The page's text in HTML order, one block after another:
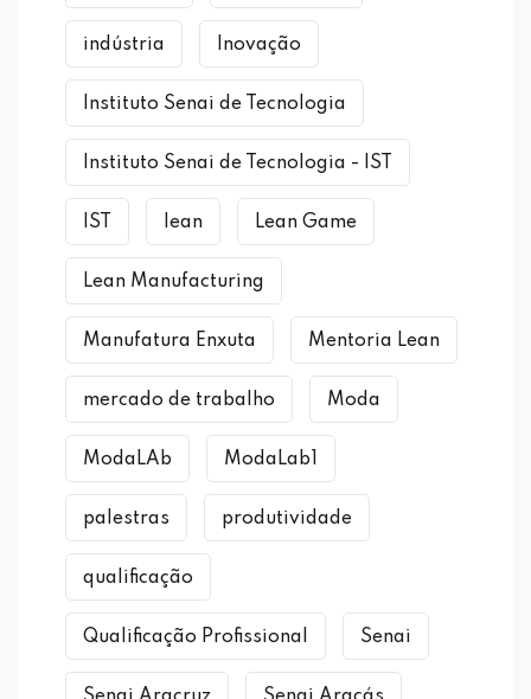
indústria Inovação
Instituto Senai de Tecnologia
Instituto Senai de Tecnologia - IST
IST lean Lean Game
Lean Manufacturing
Manufatura Enxuta Mentoria Lean
mercado de trabalho Moda
ModaLAb ModaLab1
palestras produtividade
qualificação
Qualificação Profissional Senai